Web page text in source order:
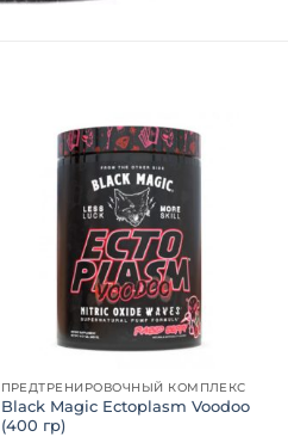
Добавить
ПРЕДТРЕНИРОВОЧНЫЙ КОМПЛЕКС
Black Magic Ectoplasm Voodoo
(400 гр)